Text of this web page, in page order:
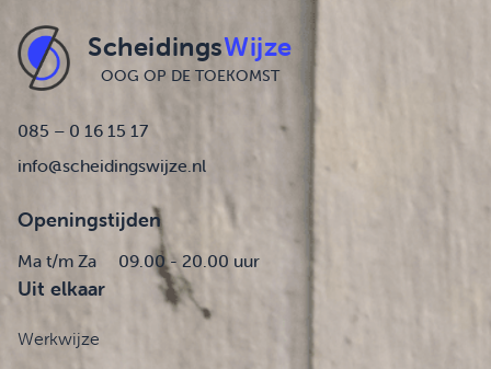
ScheidingsWijze
OOG OP DE TOEKOMST
085 – 0 16 15 17
info@scheidingswijze.nl
Openingstijden
Ma t/m Za 09.00 - 20.00 uur
Uit elkaar
Werkwijze